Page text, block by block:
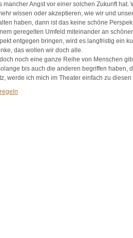
mancher Angst vor einer solchen Zukunft
wissen oder akzeptieren, wie wir und
haben, dann ist das keine schöne
geregelten Umfeld miteinander an
entgegen bringen, wird es langfristig ein
das wollen wir doch alle.
noch eine ganze Reihe von Menschen
bis auch die anderen begriffen haben,
werde ich mich im Theater einfach zu